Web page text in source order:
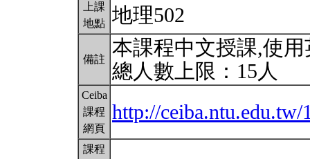
上課
地點 地理502
備註
本課程中文授課,使
總人數上限：15人
Ceiba
課程
網頁
http://ceiba.ntu.edu.tw/
課程